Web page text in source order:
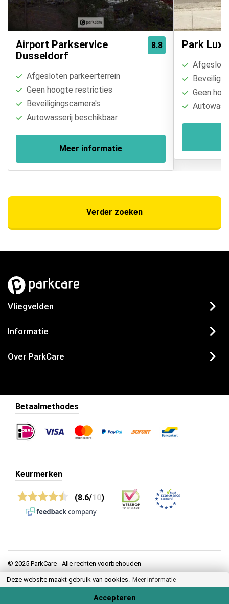
8.8
Airport Parkservice
Dusseldorf
Afgesloten parkeerterrein
Geen hoogte restricties
Beveiligingscamera's
Autowasserij beschikbaar
Meer informatie
Park
Geen
Verder zoeken
Vliegvelden
Informatie
Over ParkCare
Betaalmethodes
Keurmerken
(8.6/10)
© 2025 ParkCare - Alle rechten voorbehouden
Privacy
Deze website maakt gebruik van cookies. Meer informatie
Accepteren